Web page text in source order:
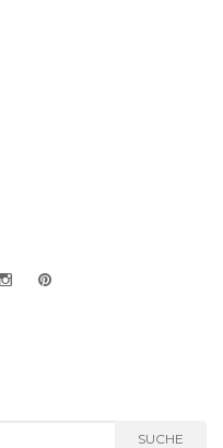
SUCHE